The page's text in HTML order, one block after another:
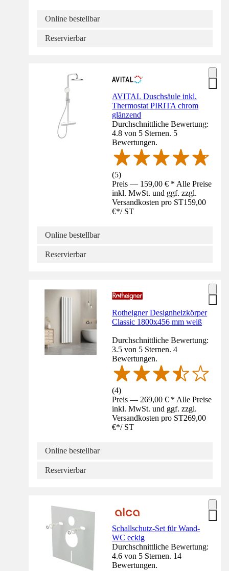
Online bestellbar
Reservierbar
AVITAL Duschsäule inkl.
Thermostat PIRITA chrom
glänzend
Durchschnittliche Bewertung:
4.8 von 5 Sternen. 5
Bewertungen.
(5)
Preis — 159,00 € * Alle Preise
inkl. MwSt. und ggf. zzgl.
Versandkosten pro ST159,00
€*/ ST
Online bestellbar
Reservierbar
Rotheigner Designheizkörper
Classic 1800x456 mm weiß
Durchschnittliche Bewertung:
3.5 von 5 Sternen. 4
Bewertungen.
(4)
Preis — 269,00 € * Alle Preise
inkl. MwSt. und ggf. zzgl.
Versandkosten pro ST269,00
€*/ ST
Online bestellbar
Reservierbar
Schallschutz-Set für Wand-
WC eckig
Durchschnittliche Bewertung:
4.6 von 5 Sternen. 14
Bewertungen.